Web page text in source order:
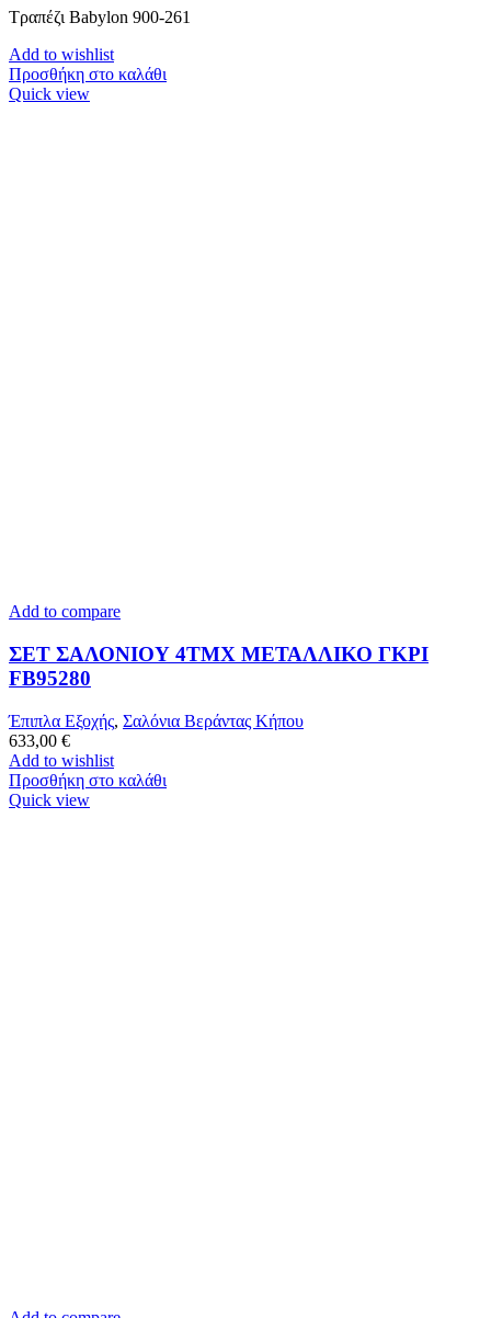
Τραπέζι Babylon 900-261
Add to wishlist
Προσθήκη στο καλάθι
Quick view
Add to compare
ΣΕΤ ΣΑΛΟΝΙΟΥ 4ΤΜΧ ΜΕΤΑΛΛΙΚΟ ΓΚΡΙ
FB95280
Έπιπλα Εξοχής, Σαλόνια Βεράντας Κήπου
633,00 €
Add to wishlist
Προσθήκη στο καλάθι
Quick view